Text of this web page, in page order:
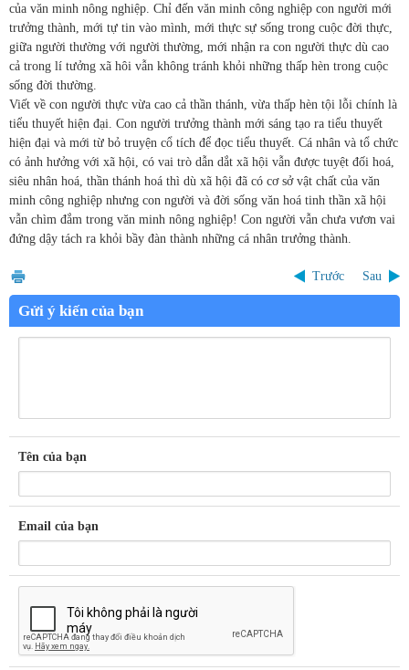
của văn minh nông nghiệp. Chỉ đến văn minh công nghiệp con người mới
trưởng thành, mới tự tin vào mình, mới thực sự sống trong cuộc đời thực,
giữa người thường với người thường, mới nhận ra con người thực dù cao
cả trong lí tưởng xã hôi vẫn không tránh khỏi những thấp hèn trong cuộc
sống đời thường.
Viết về con người thực vừa cao cả thần thánh, vừa thấp hèn tội lỗi chính là
tiểu thuyết hiện đại. Con người trưởng thành mới sáng tạo ra tiểu thuyết
hiện đại và mới từ bỏ truyện cổ tích để đọc tiểu thuyết. Cá nhân và tổ chức
có ảnh hưởng với xã hội, có vai trò dẫn dắt xã hội vẫn được tuyệt đối hoá,
siêu nhân hoá, thần thánh hoá thì dù xã hội đã có cơ sở vật chất của văn
minh công nghiệp nhưng con người và đời sống văn hoá tinh thần xã hội
vẫn chìm đắm trong văn minh nông nghiệp! Con người vẫn chưa vươn vai
đứng dậy tách ra khỏi bầy đàn thành những cá nhân trưởng thành.
Trước Sau
Gửi ý kiến của bạn
Tên của bạn
Email của bạn